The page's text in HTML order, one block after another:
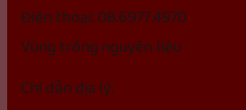
Điện thoại: 08.6977.4970
Vùng trồng nguyên liệu
Chỉ dẫn địa lý: